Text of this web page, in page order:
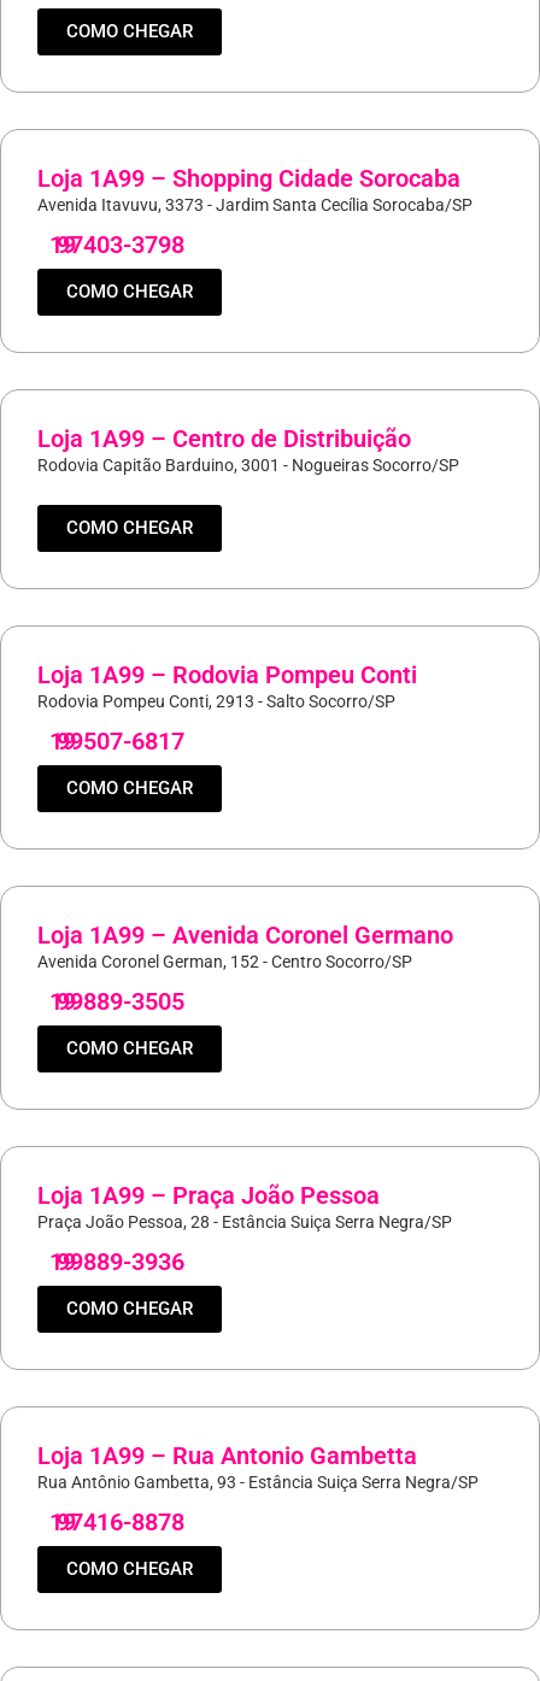
COMO CHEGAR
Loja 1A99 – Shopping Cidade Sorocaba
Avenida Itavuvu, 3373 - Jardim Santa Cecília Sorocaba/SP
19
97403-3798
COMO CHEGAR
Loja 1A99 – Centro de Distribuição
Rodovia Capitão Barduino, 3001 - Nogueiras Socorro/SP
COMO CHEGAR
Loja 1A99 – Rodovia Pompeu Conti
Rodovia Pompeu Conti, 2913 - Salto Socorro/SP
19
99507-6817
COMO CHEGAR
Loja 1A99 – Avenida Coronel Germano
Avenida Coronel German, 152 - Centro Socorro/SP
19
99889-3505
COMO CHEGAR
Loja 1A99 – Praça João Pessoa
Praça João Pessoa, 28 - Estância Suiça Serra Negra/SP
19
99889-3936
COMO CHEGAR
Loja 1A99 – Rua Antonio Gambetta
Rua Antônio Gambetta, 93 - Estância Suiça Serra Negra/SP
19
97416-8878
COMO CHEGAR